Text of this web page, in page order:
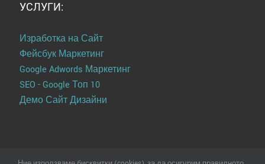
УСЛУГИ:
Изработка на Сайт
Фейсбук Маркетинг
Google Adwords Маркетинг
SEO - Google Топ 10
Демо Сайт Дизайни